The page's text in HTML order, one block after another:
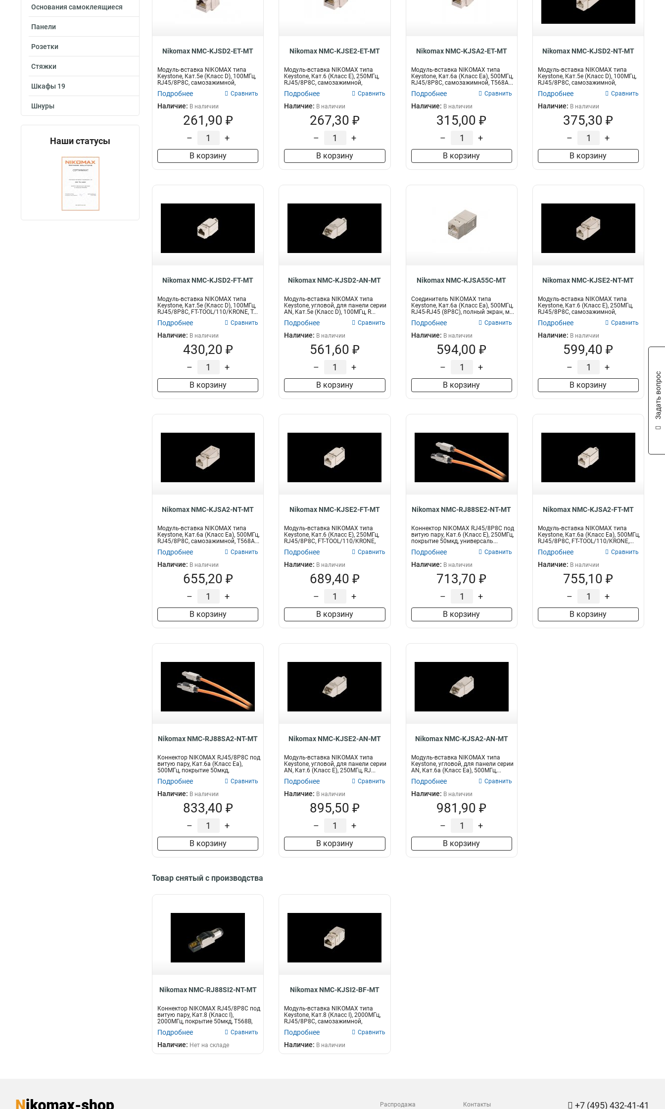
Основания самоклеящиеся
Панели
Розетки
Стяжки
Шкафы 19
Шнуры
Наши статусы
Маркировка Кол-во пар
2 1
Степень защиты
Nikomax NMC-KJSD2-ET-MT
Модуль-вставка NIKOMAX типа
Keystone, Кат.5е (Класс D), 100МГц,
RJ45/8P8C, самозажимной,
T568A/...
Подробнее Сравнить
Наличие: В наличии
261,90 ₽
– +
В корзину
Nikomax NMC-KJSE2-ET-MT
Модуль-вставка NIKOMAX типа
Keystone, Кат.6 (Класс E), 250МГц,
RJ45/8P8C, самозажимной,
T568A/B...
Подробнее Сравнить
Наличие: В наличии
267,30 ₽
– +
В корзину
Nikomax NMC-KJSA2-ET-MT
Модуль-вставка NIKOMAX типа
Keystone, Кат.6a (Класс Ea), 500МГц,
RJ45/8P8C, самозажимной, T568A...
Подробнее Сравнить
Наличие: В наличии
315,00 ₽
– +
В корзину
Nikomax NMC-KJSD2-NT-MT
Модуль-вставка NIKOMAX типа
Keystone, Кат.5е (Класс D), 100МГц,
RJ45/8P8C, самозажимной,
T568A/...
Подробнее Сравнить
Наличие: В наличии
375,30 ₽
– +
В корзину
Nikomax NMC-KJSD2-FT-MT
Модуль-вставка NIKOMAX типа
Keystone, Кат.5е (Класс D), 100МГц,
RJ45/8P8C, FT-TOOL/110/KRONE, T...
Подробнее Сравнить
Наличие: В наличии
430,20 ₽
– +
В корзину
Nikomax NMC-KJSD2-AN-MT
Модуль-вставка NIKOMAX типа
Keystone, угловой, для панели серии
AN, Кат.5е (Класс D), 100МГц, R...
Подробнее Сравнить
Наличие: В наличии
561,60 ₽
– +
В корзину
Nikomax NMC-KJSA55C-MT
Соединитель NIKOMAX типа
Keystone, Кат.6а (Класс Ea), 500МГц,
RJ45-RJ45 (8P8C), полный экран, м...
Подробнее Сравнить
Наличие: В наличии
594,00 ₽
– +
В корзину
Nikomax NMC-KJSE2-NT-MT
Модуль-вставка NIKOMAX типа
Keystone, Кат.6 (Класс E), 250МГц,
RJ45/8P8C, самозажимной,
T568A/B...
Подробнее Сравнить
Наличие: В наличии
599,40 ₽
– +
В корзину
Nikomax NMC-KJSA2-NT-MT
Модуль-вставка NIKOMAX типа
Keystone, Кат.6a (Класс Ea), 500МГц,
RJ45/8P8C, самозажимной, T568A...
Подробнее Сравнить
Наличие: В наличии
655,20 ₽
– +
В корзину
Nikomax NMC-KJSE2-FT-MT
Модуль-вставка NIKOMAX типа
Keystone, Кат.6 (Класс E), 250МГц,
RJ45/8P8C, FT-TOOL/110/KRONE,
Подробнее Сравнить
Наличие: В наличии
689,40 ₽
– +
В корзину
Nikomax NMC-RJ88SE2-NT-MT
Коннектор NIKOMAX RJ45/8P8C под
витую пару, Кат.6 (Класс E), 250МГц,
покрытие 50мкд, универсаль...
Подробнее Сравнить
Наличие: В наличии
713,70 ₽
– +
В корзину
Nikomax NMC-KJSA2-FT-MT
Модуль-вставка NIKOMAX типа
Keystone, Кат.6a (Класс Ea), 500МГц,
RJ45/8P8C, FT-TOOL/110/KRONE,...
Подробнее Сравнить
Наличие: В наличии
755,10 ₽
– +
В корзину
Nikomax NMC-RJ88SA2-NT-MT
Коннектор NIKOMAX RJ45/8P8C под
витую пару, Кат.6a (Класс Ea),
500МГц, покрытие 50мкд,
универса...
Подробнее Сравнить
Наличие: В наличии
833,40 ₽
– +
В корзину
Nikomax NMC-KJSE2-AN-MT
Модуль-вставка NIKOMAX типа
Keystone, угловой, для панели серии
AN, Кат.6 (Класс E), 250МГц, RJ...
Подробнее Сравнить
Наличие: В наличии
895,50 ₽
– +
В корзину
Nikomax NMC-KJSA2-AN-MT
Модуль-вставка NIKOMAX типа
Keystone, угловой, для панели серии
AN, Кат.6a (Класс Ea), 500МГц,...
Подробнее Сравнить
Наличие: В наличии
981,90 ₽
– +
В корзину
Товар снятый с производства
Nikomax NMC-RJ88SI2-NT-MT
Коннектор NIKOMAX RJ45/8P8C под
витую пару, Кат.8 (Класс I),
2000МГц, покрытие 50мкд, T568B,
Подробнее Сравнить
Наличие: Нет на складе
Nikomax NMC-KJSI2-BF-MT
Модуль-вставка NIKOMAX типа
Keystone, Кат.8 (Класс I), 2000МГц,
RJ45/8P8C, самозажимной,
T568A/...
Подробнее Сравнить
Наличие: В наличии
Распродажа Контакты +7 (495) 432-41-41
Задать вопрос